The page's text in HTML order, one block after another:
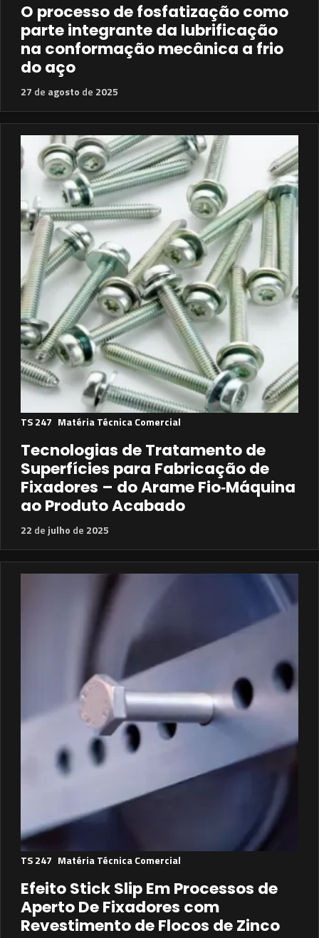
O processo de fosfatização como
parte integrante da lubrificação
na conformação mecânica a frio
do aço
27 de agosto de 2025
TS 247 Matéria Técnica Comercial
Tecnologias de Tratamento de
Superfícies para Fabricação de
Fixadores – do Arame Fio‑Máquina
ao Produto Acabado
22 de julho de 2025
TS 247 Matéria Técnica Comercial
Efeito Stick Slip Em Processos de
Aperto De Fixadores com
Revestimento de Flocos de Zinco